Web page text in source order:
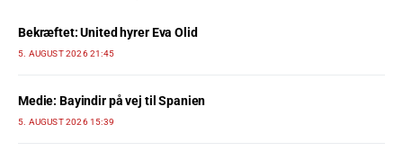
Bekræftet: United hyrer Eva Olid
5. AUGUST 2026 21:45
Medie: Bayindir på vej til Spanien
5. AUGUST 2026 15:39